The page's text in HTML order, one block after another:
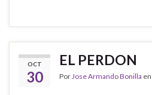
OCT
30
EL PERDON
PorJose Armando Bonilla en